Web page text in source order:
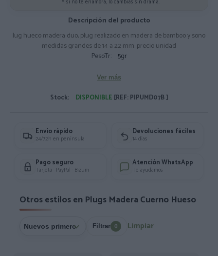
Descripción del producto
lug hueco madera duo, plug realizado en madera de bamboo y sono
medidas grandes de 14 a 22 mm. precio unidad
PesoTr:
5gr
Ver más
Stock: DISPONIBLE [REF: PIPUMD07B ]
Envío rápido
24/72h en península
Devoluciones fáciles
14 días
Pago seguro
Tarjeta · PayPal · Bizum
Atención WhatsApp
Te ayudamos
Otros estilos en Plugs Madera Cuerno Hueso
Filtrar 0 Limpiar